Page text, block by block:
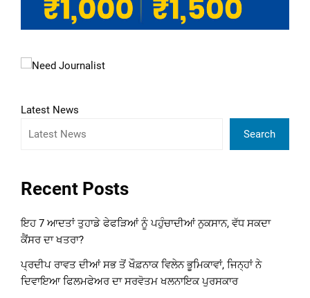
Latest News
Search
Recent Posts
ਇਹ 7 ਆਦਤਾਂ ਤੁਹਾਡੇ ਫੇਫੜਿਆਂ ਨੂੰ ਪਹੁੰਚਾਦੀਆਂ ਨੁਕਸਾਨ, ਵੱਧ ਸਕਦਾ
ਕੈਂਸਰ ਦਾ ਖਤਰਾ?
ਪ੍ਰਦੀਪ ਰਾਵਤ ਦੀਆਂ ਸਭ ਤੋਂ ਖੌਫ਼ਨਾਕ ਵਿਲੇਨ ਭੂਮਿਕਾਵਾਂ, ਜਿਨ੍ਹਾਂ ਨੇ
ਦਿਵਾਇਆ ਫਿਲਮਫੇਅਰ ਦਾ ਸਰਵੋਤਮ ਖਲਨਾਇਕ ਪੁਰਸਕਾਰ